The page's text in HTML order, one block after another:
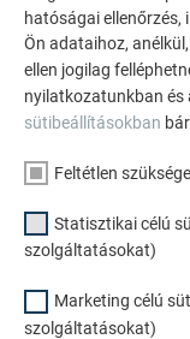
TEKINTSE MEG
hatóságai ellenőrzés,
Ön adataihoz,
ellen jogilag
nyilatkozatunkban és
sütibeállításokban
Feltétlen
Statisztikai célú
szolgáltatásokat)
Marketing célú
szolgáltatásokat)